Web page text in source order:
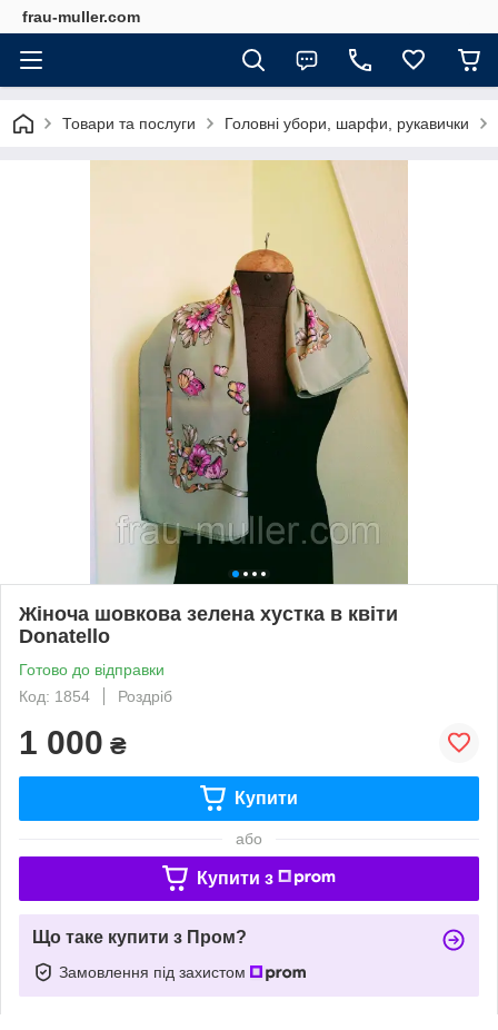
frau-muller.com
Товари та послуги Головні убори, шарфи, рукавички
Жіноча шовкова зелена хустка в квіти
Donatello
Готово до відправки
Код: 1854
Роздріб
1 000 ₴
Купити
або
Купити з
Що таке купити з Пром?
Замовлення під захистом